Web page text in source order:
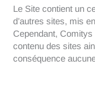
Le Site contient un
d’autres sites, mis
Cependant, Comitys
contenu des sites
conséquence